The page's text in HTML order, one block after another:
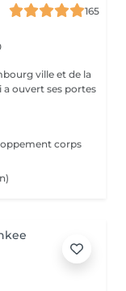
165
ville et de la
ouvert ses portes
corps